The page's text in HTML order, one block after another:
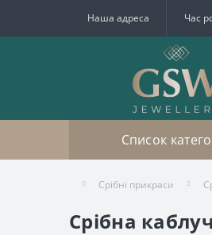
Наша адреса Час
Список
Срібні прикраси
Срібна